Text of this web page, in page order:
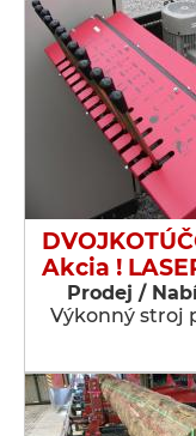
Akcia !
Prodej /
Výkonný stroj